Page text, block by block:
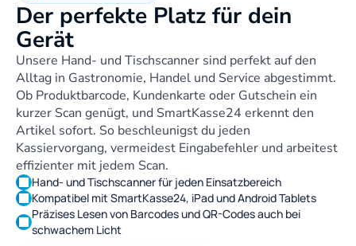
Der perfekte Platz für dein
Gerät
Unsere Hand- und Tischscanner sind perfekt auf den
Alltag in Gastronomie, Handel und Service abgestimmt.
Ob Produktbarcode, Kundenkarte oder Gutschein ein
kurzer Scan genügt, und SmartKasse24 erkennt den
Artikel sofort. So beschleunigst du jeden
Kassiervorgang, vermeidest Eingabefehler und arbeitest
effizienter mit jedem Scan.
Hand- und Tischscanner für jeden Einsatzbereich
Kompatibel mit SmartKasse24, iPad und Android Tablets
Präzises Lesen von Barcodes und QR-Codes auch bei
schwachem Licht